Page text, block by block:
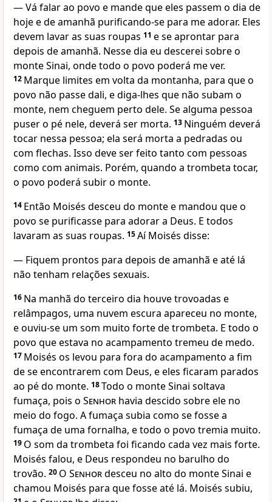
— Vá falar ao povo e mande que eles passem o dia de
hoje e de amanhã purificando-se para me adorar. Eles
devem lavar as suas roupas 11 e se aprontar para
depois de amanhã. Nesse dia eu descerei sobre o
monte Sinai, onde todo o povo poderá me ver.
12 Marque limites em volta da montanha, para que o
povo não passe dali, e diga-lhes que não subam o
monte, nem cheguem perto dele. Se alguma pessoa
puser o pé nele, deverá ser morta. 13 Ninguém deverá
tocar nessa pessoa; ela será morta a pedradas ou
com flechas. Isso deve ser feito tanto com pessoas
como com animais. Porém, quando a trombeta tocar,
o povo poderá subir o monte.
14 Então Moisés desceu do monte e mandou que o
povo se purificasse para adorar a Deus. E todos
lavaram as suas roupas. 15Aí Moisés disse:
— Fiquem prontos para depois de amanhã e até lá
não tenham relações sexuais.
16 Na manhã do terceiro dia houve trovoadas e
relâmpagos, uma nuvem escura apareceu no monte,
e ouviu-se um som muito forte de trombeta. E todo o
povo que estava no acampamento tremeu de medo.
17 Moisés os levou para fora do acampamento a fim
de se encontrarem com Deus, e eles ficaram parados
ao pé do monte. 18Todo o monte Sinai soltava
fumaça, pois o Senhor havia descido sobre ele no
meio do fogo. A fumaça subia como se fosse a
fumaça de uma fornalha, e todo o povo tremia muito.
19 O som da trombeta foi ficando cada vez mais forte.
Moisés falou, e Deus respondeu no barulho do
trovão. 20 O Senhordesceu no alto do monte Sinai e
chamou Moisés para que fosse até lá. Moisés subiu,